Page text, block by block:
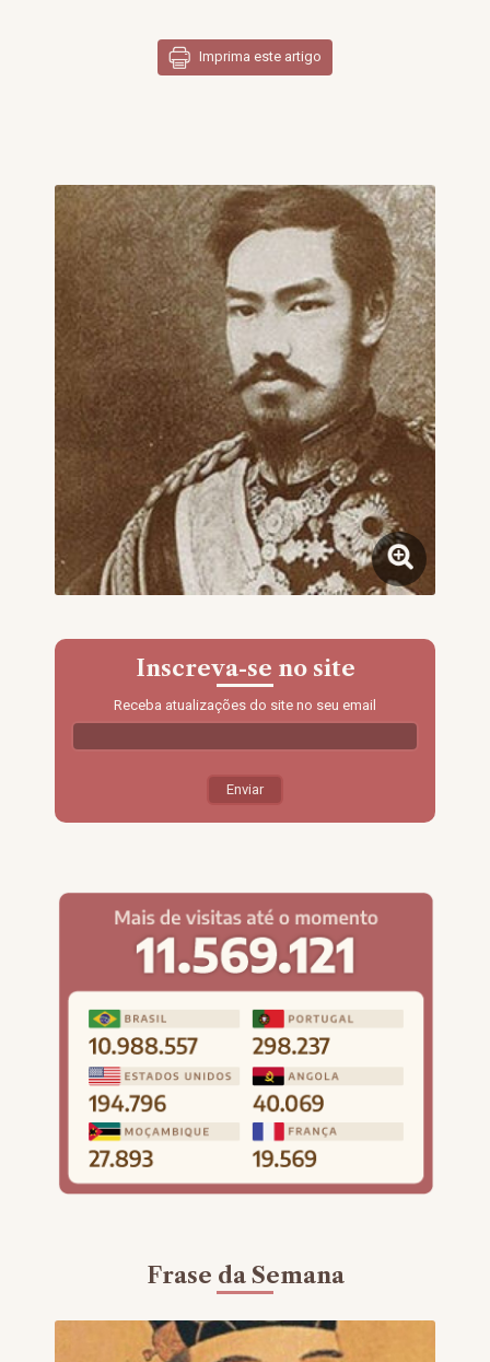
Imprima este artigo
Inscreva-se no site
Receba atualizações do site no seu email
Frase da Semana